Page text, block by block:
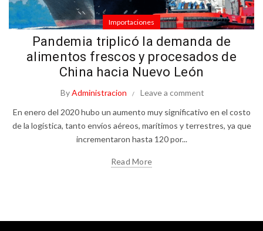
Importaciones
Pandemia triplicó la demanda de
alimentos frescos y procesados de
China hacia Nuevo León
ByAdministracion
Leave a comment
En enero del 2020 hubo un aumento muy significativo en el costo
de la logística, tanto envíos aéreos, marítimos y terrestres, ya que
incrementaron hasta 120 por...
Read More